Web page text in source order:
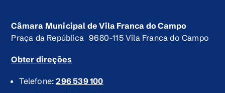
Câmara Municipal de Vila Franca do Campo
Praça da República 9680-115 Vila Franca do Campo
Obter direções
Telefone:296 539 100